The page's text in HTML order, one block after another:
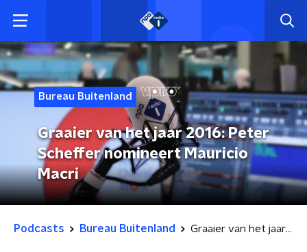
Bureau Buitenland
Graaier van het jaar 2016: Peter
Scheffer nomineert Mauricio
Macri
Podcasts Bureau Buitenland Graaier van het jaar 2016: Peter Scheffer nomineert Mauricio Macri